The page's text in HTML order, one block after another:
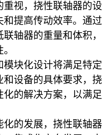
视，挠性联轴器的设
提高传动效率。通过
轴器的重量和体积，
块化设计将满足特定
设备的具体要求，挠
的解决方案，以满足
化的发展，挠性联轴器